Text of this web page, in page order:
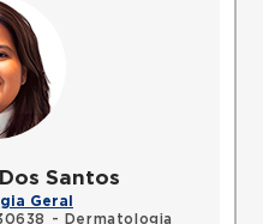
Santos
Geral
- Dermatologia